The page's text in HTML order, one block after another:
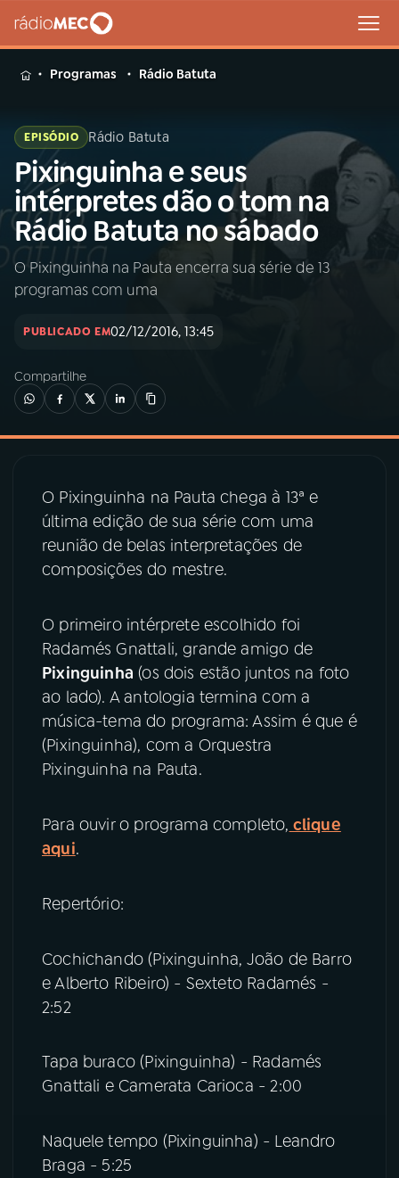
MENU
Buscar
na
Rádio
MEC
Buscar
Início AO VIVO
INÍCIO
02A RÁDIO
03PROGRAMAÇÃO
04PROGRAMAS
PODCASTS
06 VIDEOCASTS
07ÚLTIMAS
08PRÊMIO RÁDIO MEC
Facebook
Programas Rádio Batuta
EPISÓDIO Rádio Batuta
Pixinguinha e seus
intérpretes dão o tom na
Rádio Batuta no sábado
O Pixinguinha na Pauta encerra sua série de 13
programas com uma
PUBLICADO EM02/12/2016, 13:45
Compartilhe
O Pixinguinha na Pauta chega à 13ª e
última edição de sua série com uma
reunião de belas interpretações de
composições do mestre.
O primeiro intérprete escolhido foi
Radamés Gnattali, grande amigo de
Pixinguinha (os dois estão juntos na foto
ao lado). A antologia termina com a
música-tema do programa: Assim é que é
(Pixinguinha), com a Orquestra
Pixinguinha na Pauta.
Para ouvir o programa completo, clique
aqui.
Repertório:
Cochichando (Pixinguinha, João de Barro
e Alberto Ribeiro) - Sexteto Radamés -
2:52
Tapa buraco (Pixinguinha) - Radamés
Gnattali e Camerata Carioca - 2:00
Naquele tempo (Pixinguinha) - Leandro
Braga - 5:25